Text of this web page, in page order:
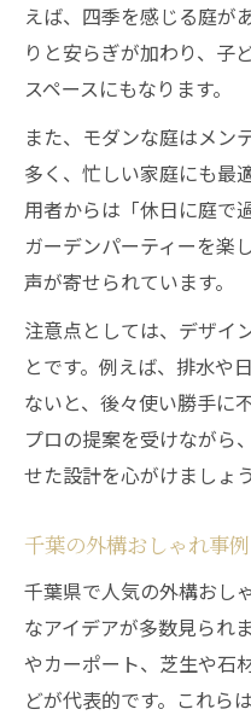
えば、四季を感じる庭が
りと安らぎが加わり、子
スペースにもなります。
また、モダンな庭はメン
多く、忙しい家庭にも最
用者からは「休日に庭で
ガーデンパーティーを楽
声が寄せられています。
注意点としては、デザイ
とです。例えば、排水や
ないと、後々使い勝手に
プロの提案を受けながら
せた設計を心がけましょう
千葉の外構おしゃれ事
千葉県で人気の外構おし
なアイデアが多数見られ
やカーポート、芝生や石
どが代表的です。これら